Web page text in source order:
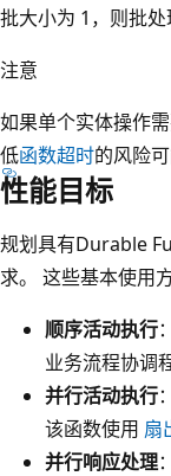
批大小为 1，则批处
注意
如果单个实体操作
低函数超时的风险
性能目标
规划具有Durable
求。 这些基本使用
顺序活动执行
业务流程协调
并行活动执行
该函数使用 扇
并行响应处理